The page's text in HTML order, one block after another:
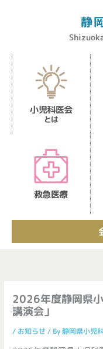
静
小児科医会
とは
救急医療
2026年度静岡県
講演会」
/ お知らせ / By静岡県小児